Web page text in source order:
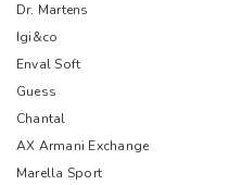
Dr. Martens
Igi&co
Enval Soft
Guess
Chantal
AX Armani Exchange
Marella Sport